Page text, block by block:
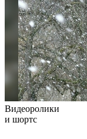
Видеоролики
и шортс